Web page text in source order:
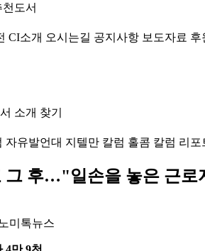
천도서
CI소개 오시는길 공지사항 보도자료 후
소개 찾기
자유발언대 지텔만 칼럼 홀콤 칼럼 리포
그 후…"일손을 놓은 근로
미톡뉴스